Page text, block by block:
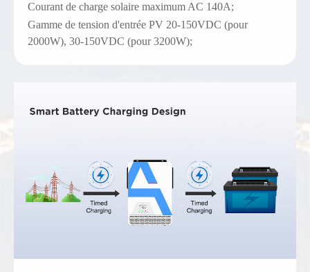
Courant de charge solaire maximum AC 140A;
Gamme de tension d'entrée PV 20-150VDC (pour
2000W), 30-150VDC (pour 3200W);